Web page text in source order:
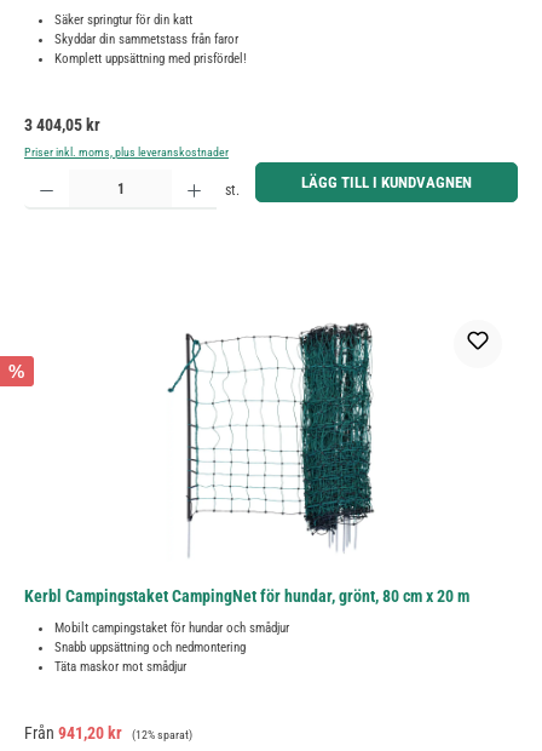
Säker springtur för din katt
Skyddar din sammetstass från faror
Komplett uppsättning med prisfördel!
Ordinarie pris:
3 404,05 kr
Priser inkl. moms, plus leveranskostnader
Produktkvantitet: Ange önskat belopp eller använd knapparna för att öka eller minska kvantiteten.
st. LÄGG TILL I KUNDVAGNEN
%
Kerbl Campingstaket CampingNet för hundar, grönt, 80 cm x 20 m
Mobilt campingstaket för hundar och smådjur
Snabb uppsättning och nedmontering
Täta maskor mot smådjur
Försäljningspris:
Från 941,20 kr Ordinarie pris:
(12% sparat)